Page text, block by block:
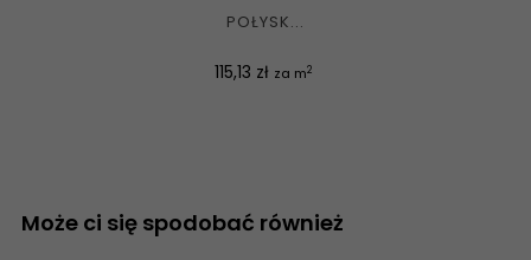
POŁYSK...
Cena
115,13 zł za m2
Może ci się spodobać również